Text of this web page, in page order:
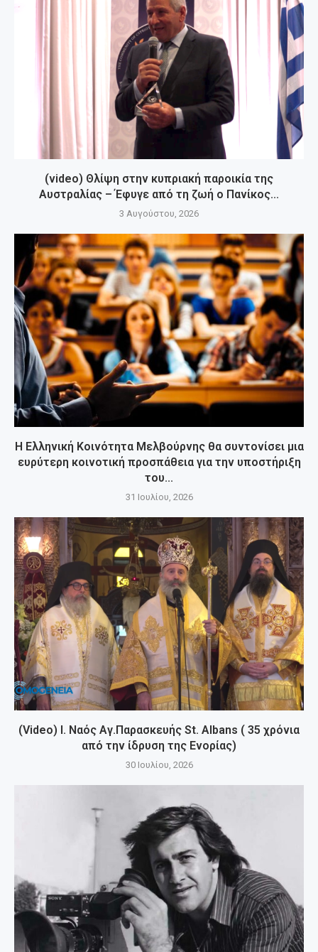
(video) Θλίψη στην κυπριακή παροικία της
Αυστραλίας – Έφυγε από τη ζωή ο Πανίκος...
3 Αυγούστου, 2026
Η Ελληνική Κοινότητα Μελβούρνης θα συντονίσει μια
ευρύτερη κοινοτική προσπάθεια για την υποστήριξη
του...
31 Ιουλίου, 2026
(Video) Ι. Ναός Αγ.Παρασκευής St. Albans ( 35 χρόνια
από την ίδρυση της Ενορίας)
30 Ιουλίου, 2026